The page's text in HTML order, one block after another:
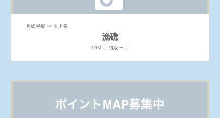
房総半島 -> 西川名
漁礁
10M | 初級〜 |